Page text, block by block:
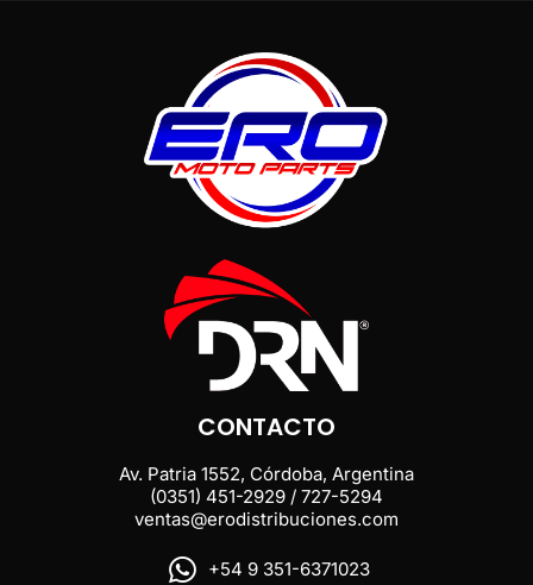
CONTACTO
Av. Patria 1552, Córdoba, Argentina
(0351) 451-2929 / 727-5294
ventas@erodistribuciones.com
+54 9 351-6371023